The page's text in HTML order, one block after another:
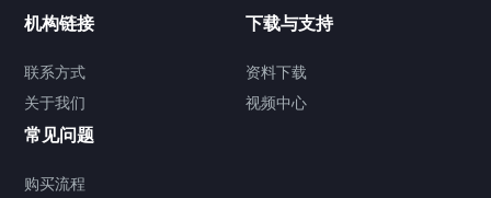
TCU温度控制单元
Chiller气体控温系统
机构链接
联系方式
关于我们
下载与支持
资料下载
视频中心
常见问题
购买流程